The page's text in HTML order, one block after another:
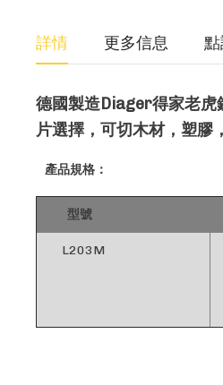
詳情 更多信息
德國製造Diager得家老虎
片選擇，可切木材，塑膠
產品規格：
型號
L203M